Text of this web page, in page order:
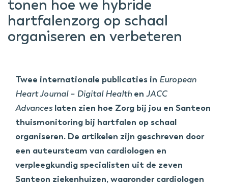
tonen hoe we hybride
hartfalenzorg op schaal
organiseren en verbeteren
Twee internationale publicaties in European
Heart Journal – Digital Health en JACC
Advances laten zien hoe Zorg bij jou en Santeon
thuismonitoring bij hartfalen op schaal
organiseren. De artikelen zijn geschreven door
een auteursteam van cardiologen en
verpleegkundig specialisten uit de zeven
Santeon ziekenhuizen, waaronder cardiologen